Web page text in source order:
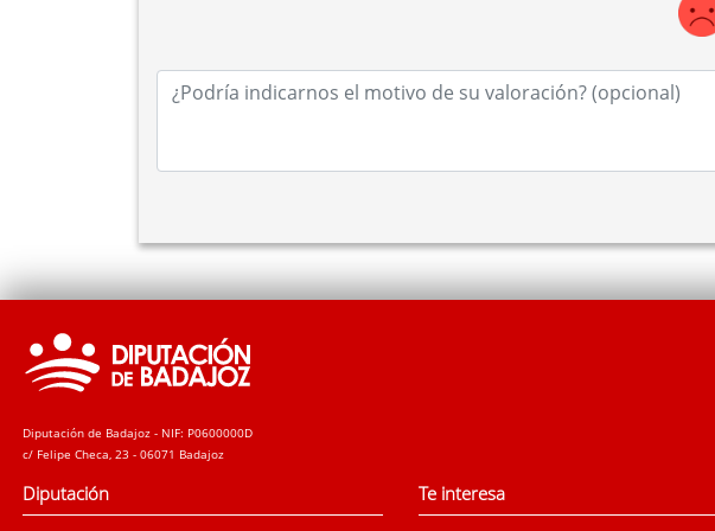
A efectos de gastos se establecen los siguientes extremos:
a. Lacuantía máximade subvención a conceder por la
b. Serángastos subvencionables aquellos que se realicen
públicos o privados, nacionales o internacionales, superen el
e. Las subvenciones sólo podrán cubrir los gastos
ser comprobado por la Diputación en control financiero.
concedida, siempre que estén previstos en el presupuesto
subvencionada requiera de forma explícita gastos de este
desplazamientos deberán ajustarse a las cantidades
personal de la Administración Pública.
g. No se admitirá el pago en metálico. Por tanto, la forma
Se autoriza expresamente la subcontratación de las
Subvenciones, quedando autorizada que la ejecución
Diputación de Badajoz - NIF: P0600000D
c/ Felipe Checa, 23 - 06071 Badajoz
Diputación Te interesa